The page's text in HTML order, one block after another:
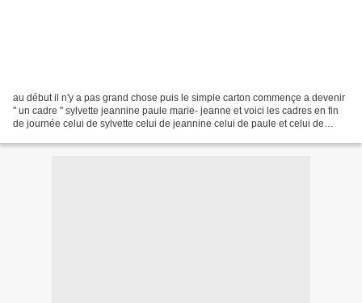
au début il n'y a pas grand chose puis le simple carton commençe a devenir
" un cadre " sylvette jeannine paule marie- jeanne et voici les cadres en fin
de journée celui de sylvette celui de jeannine celui de paule et celui de